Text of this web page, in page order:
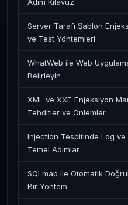
Server Tarafı Şablon
ve Test Yöntemleri
WhatWeb ile Web
Belirleyin
XML ve XXE Enjeksiyon
Tehditler ve Önlemler
Injection Tespitinde Log
Temel Adımlar
SQLmap ile Otomatik
Bir Yöntem